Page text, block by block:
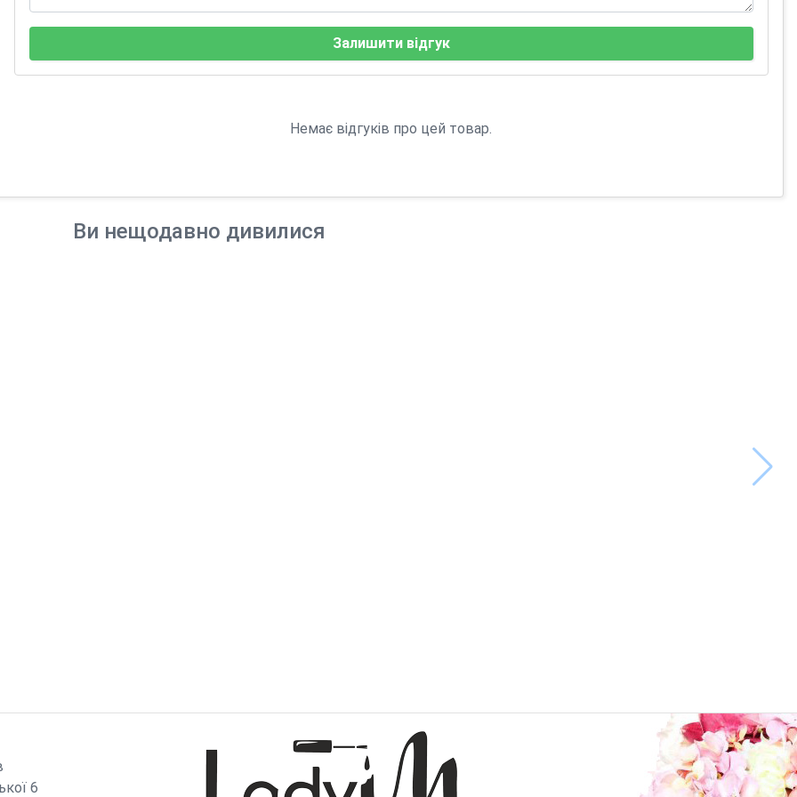
Залишити відгук
Немає відгуків про цей товар.
Ви нещодавно дивилися
6